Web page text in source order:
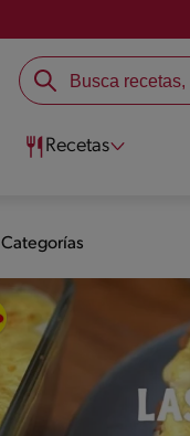
Recetas
Categorías